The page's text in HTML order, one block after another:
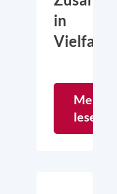
in
Vielfalt
Mehr
lesen